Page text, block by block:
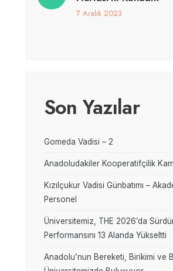
7 Aralık 2023
Son Yazılar
Gomeda Vadisi – 2
Anadoludakiler Kooperatifçilik
Kızılçukur Vadisi Günbatımı –
Personel
Üniversitemiz, THE 2026’da
Performansını 13 Alanda Yükseltti
Anadolu’nun Bereketi, Birikimi ve